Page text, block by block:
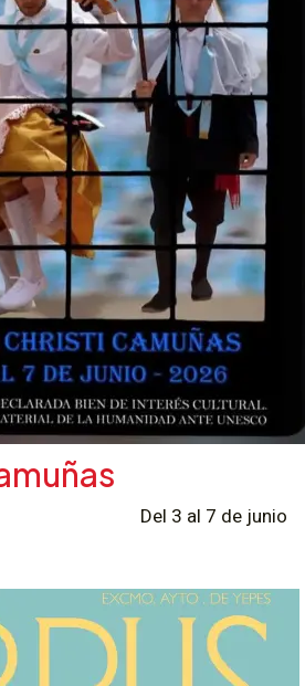
Del 3 al 7 de junio